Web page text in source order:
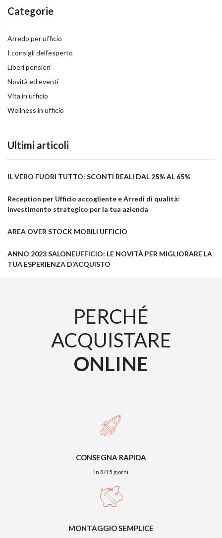
Categorie
Arredo per ufficio
I consigli dell'esperto
Liberi pensieri
Novità ed eventi
Vita in ufficio
Wellness in ufficio
Ultimi articoli
IL VERO FUORI TUTTO: SCONTI REALI DAL 25% AL 65%
Reception per Ufficio accogliente e Arredi di qualità:
investimento strategico per la tua azienda
AREA OVER STOCK MOBILI UFFICIO
ANNO 2023 SALONEUFFICIO: LE NOVITÀ PER MIGLIORARE LA
TUA ESPERIENZA D’ACQUISTO
PERCHÉ
ACQUISTARE
ONLINE
CONSEGNA RAPIDA
In 8/15 giorni
MONTAGGIO SEMPLICE